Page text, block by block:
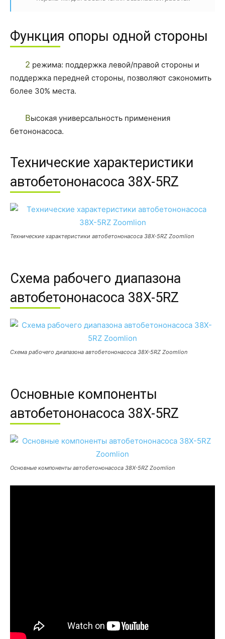
Функция опоры одной стороны
2 режима: поддержка левой/правой стороны и
поддержка передней стороны, позволяют сэкономить
более 30% места.
Высокая универсальность применения
бетононасоса.
Технические характеристики
автобетононасоса 38X-5RZ
Технические характеристики автобетононасоса 38X-5RZ Zoomlion
Схема рабочего диапазона
автобетононасоса 38X-5RZ
Схема рабочего диапазона автобетононасоса 38X-5RZ Zoomlion
Основные компоненты
автобетононасоса 38X-5RZ
Основные компоненты автобетононасоса 38X-5RZ Zoomlion